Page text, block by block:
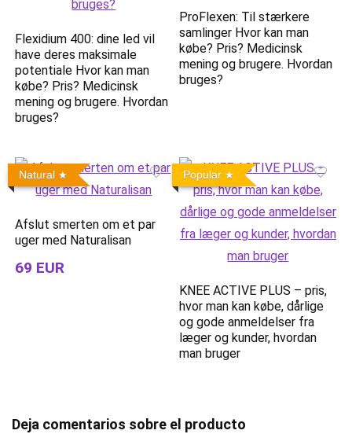
Flexidium 400: dine led vil
have deres maksimale
potentiale Hvor kan man
købe? Pris? Medicinsk
mening og brugere. Hvordan
bruges?
ProFlexen: Til stærkere
samlinger Hvor kan man
købe? Pris? Medicinsk
mening og brugere. Hvordan
bruges?
Natural
Afslut smerten om et par
uger med Naturalisan
69 EUR
Popular
KNEE ACTIVE PLUS – pris,
hvor man kan købe, dårlige
og gode anmeldelser fra
læger og kunder, hvordan
man bruger
Deja comentarios sobre el producto